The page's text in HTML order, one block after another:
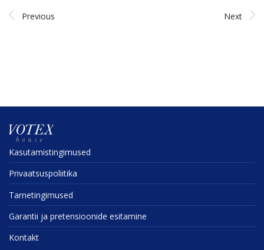
Previous Next
Kasuta­mis­tin­gi­mused
Privaat­sus­po­liitika
Tarne­tin­gi­mused
Garantii ja preten­sioonide esitamine
Kontakt